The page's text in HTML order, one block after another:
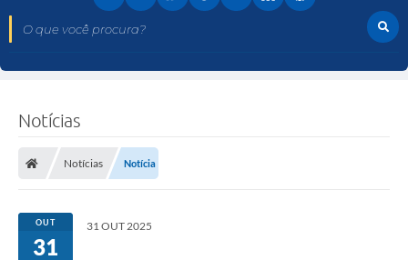
O que você procura?
Notícias
Notícias Notícia
OUT
31
31 OUT 2025